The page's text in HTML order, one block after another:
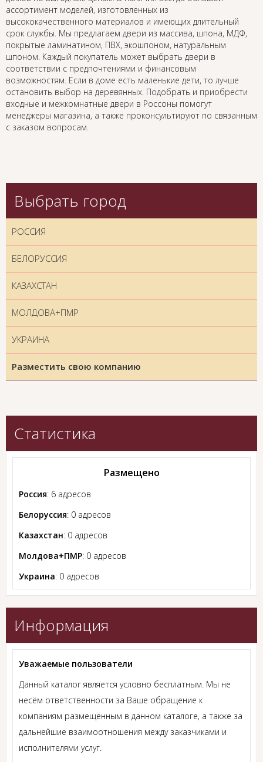
ассортимент моделей, изготовленных из
высококачественного материалов и имеющих длительный
срок службы. Мы предлагаем двери из массива, шпона, МДФ,
покрытые ламинатином, ПВХ, экошпоном, натуральным
шпоном. Каждый покупатель может выбрать двери в
соответствии с предпочтениями и финансовым
возможностям. Если в доме есть маленькие дети, то лучше
остановить выбор на деревянных. Подобрать и приобрести
входные и межкомнатные двери в Россоны помогут
менеджеры магазина, а также проконсультируют по связанным
с заказом вопросам.
Выбрать город
РОССИЯ
БЕЛОРУССИЯ
КАЗАХСТАН
МОЛДОВА+ПМР
УКРАИНА
Разместить свою компанию
Статистика
Размещено
Россия: 6 адресов
Белоруссия: 0 адресов
Казахстан: 0 адресов
Молдова+ПМР: 0 адресов
Украина: 0 адресов
Информация
Уважаемые пользователи
Данный каталог является условно бесплатным. Мы не
несём ответственности за Ваше обращение к
компаниям размещённым в данном каталоге, а также за
дальнейшие взаимоотношения между заказчиками и
исполнителями услуг.